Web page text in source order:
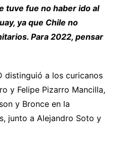
tuve fue no haber ido al
ya que Chile no
Para 2022, pensar
distinguió a los curicanos
y Felipe Pizarro Mancilla,
y Bronce en la
junto a Alejandro Soto y